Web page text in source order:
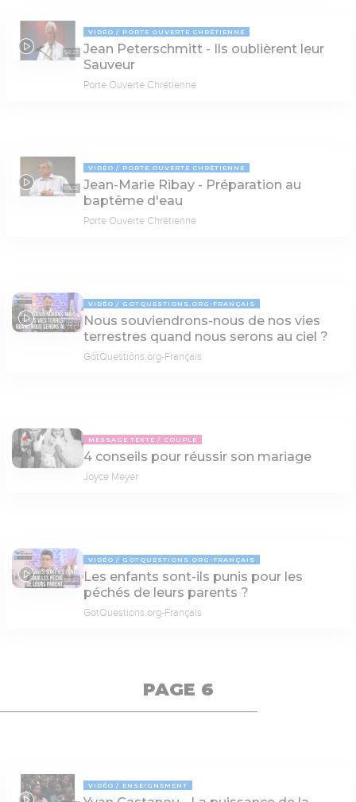
58:27
VIDÉO PORTE OUVERTE CHRÉTIENNE
Jean Peterschmitt - Ils oublièrent leur
Sauveur
Porte Ouverte Chrétienne
69:02
VIDÉO PORTE OUVERTE CHRÉTIENNE
Jean-Marie Ribay - Préparation au
baptême d'eau
Porte Ouverte Chrétienne
02:31
VIDÉO GOTQUESTIONS.ORG-FRANÇAIS
Nous souviendrons-nous de nos vies
terrestres quand nous serons au ciel ?
GotQuestions.org-Français
MESSAGE TEXTE COUPLE
4 conseils pour réussir son mariage
Joyce Meyer
03:22
VIDÉO GOTQUESTIONS.ORG-FRANÇAIS
Les enfants sont-ils punis pour les
péchés de leurs parents ?
GotQuestions.org-Français
PAGE 6
VIDÉO ENSEIGNEMENT